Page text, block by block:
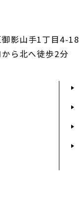
影山手1丁目4-18
ら北へ徒歩2分